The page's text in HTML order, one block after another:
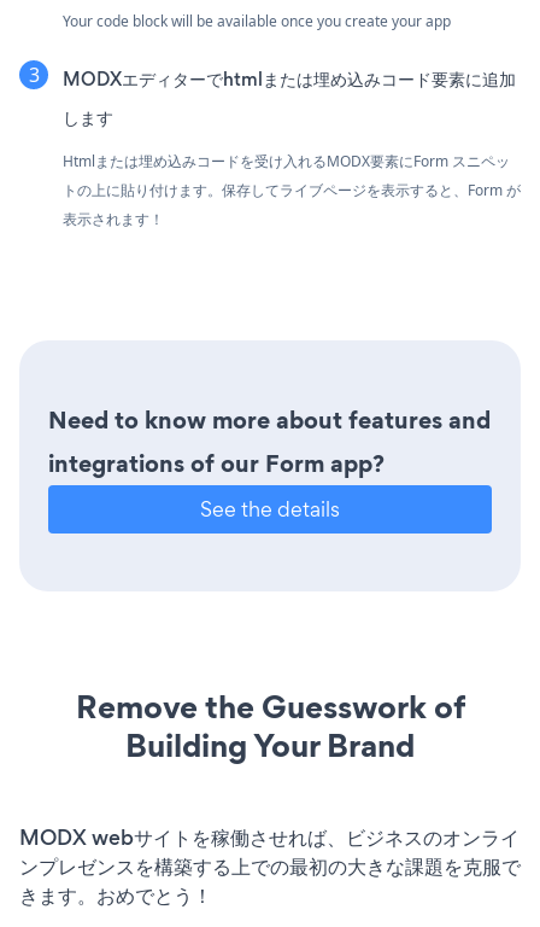
Your code block will be available once you create your app
MODXエディターでhtmlまたは埋め込みコード要素に追加
します
Htmlまたは埋め込みコードを受け入れるMODX要素にForm スニペッ
トの上に貼り付けます。保存してライブページを表示すると、Form が
表示されます！
Need to know more about features and
integrations of our Form app?
See the details
Remove the Guesswork of
Building Your Brand
MODX webサイトを稼働させれば、ビジネスのオンライ
ンプレゼンスを構築する上での最初の大きな課題を克服で
きます。おめでとう！